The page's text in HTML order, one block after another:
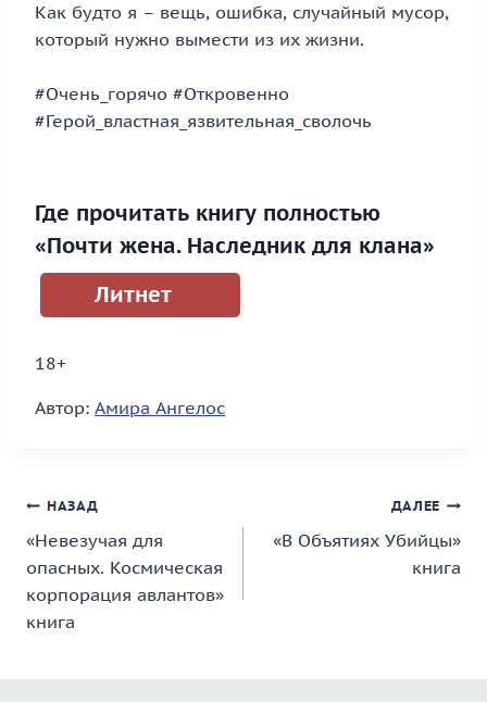
Как будто я – вещь, ошибка, случайный мусор,
который нужно вымести из их жизни.
#Очень_горячо #Откровенно
#Герой_властная_язвительная_сволочь
Где прочитать книгу полностью
«Почти жена. Наследник для клана»
Литнет
18+
Автор: Амира Ангелос
Навигация
по
записям
НАЗАД
«Невезучая для
опасных. Космическая
корпорация авлантов»
книга
ДАЛЕЕ
«В Объятиях Убийцы»
книга